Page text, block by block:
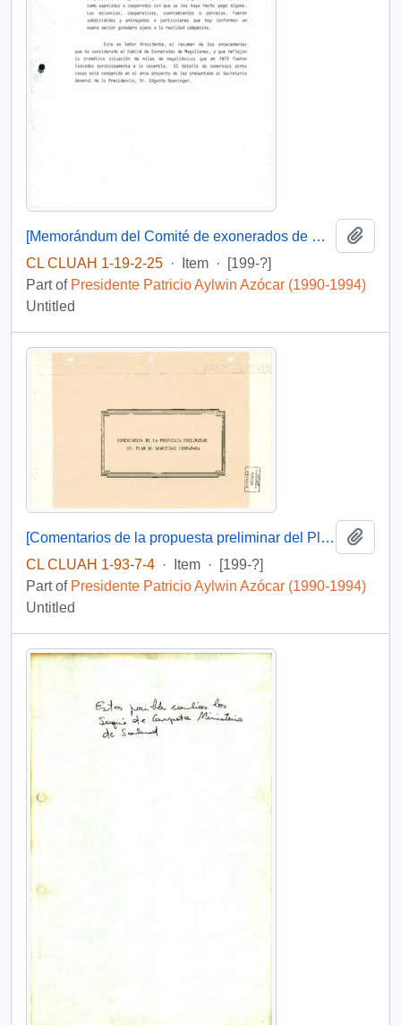
[Memorándum del Comité de exonerados de Magallanes]
CL CLUAH 1-19-2-25 · Item ·
[199-?]
Part of Presidente Patricio Aylwin Azócar (1990-1994)
Untitled
[Comentarios de la propuesta preliminar del Plan de Seguridad Cuidadana]
CL CLUAH 1-93-7-4 · Item ·
[199-?]
Part of Presidente Patricio Aylwin Azócar (1990-1994)
Untitled